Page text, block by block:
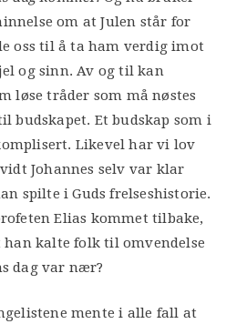
om at Julen står for
oss til å ta ham verdig imot
og sinn. Av og til kan
løse tråder som må nøstes
budskapet. Et budskap som i
Likevel har vi lov
Johannes selv var klar
spilte i Guds frelseshistorie.
Elias kommet tilbake,
kalte folk til omvendelse
dag var nær?
mente i alle fall at